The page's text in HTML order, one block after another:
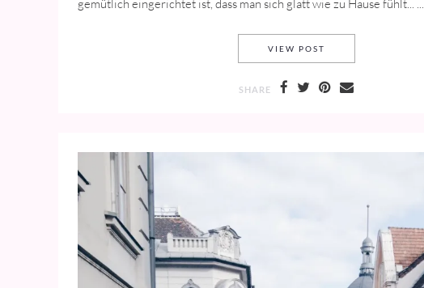
gemütlich eingerichtet ist, dass man sich glatt wie zu Hause fühlt... ...
VIEW POST
SHARE